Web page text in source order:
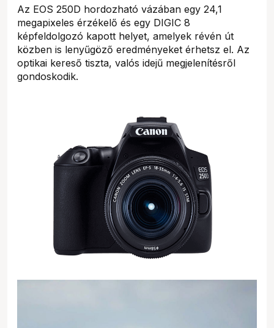
Az EOS 250D hordozható vázában egy 24,1
megapixeles érzékelő és egy DIGIC 8
képfeldolgozó kapott helyet, amelyek révén út
közben is lenyűgöző eredményeket érhetsz el. Az
optikai kereső tiszta, valós idejű megjelenítésről
gondoskodik.